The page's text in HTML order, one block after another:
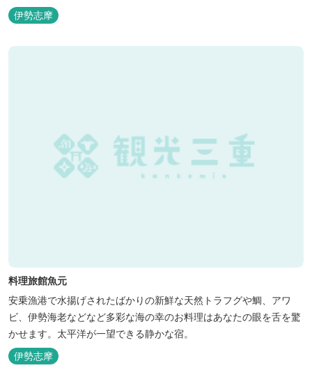
伊勢志摩
料理旅館魚元
安乗漁港で水揚げされたばかりの新鮮な天然トラフグや鯛、アワ
ビ、伊勢海老などなど多彩な海の幸のお料理はあなたの眼を舌を驚
かせます。太平洋が一望できる静かな宿。
伊勢志摩